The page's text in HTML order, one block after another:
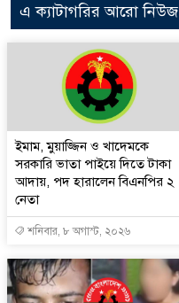
এ ক্যাটাগরির আরো নিউজ
ইমাম, মুয়াজ্জিন ও খাদেমকে
সরকারি ভাতা পাইয়ে দিতে টাকা
আদায়, পদ হারালেন বিএনপির ২
নেতা
শনিবার, ৮ অগাস্ট, ২০২৬